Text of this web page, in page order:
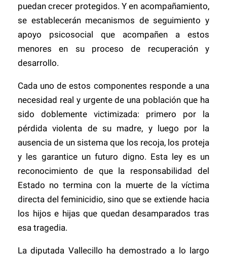
puedan crecer protegidos. Y en acompañamiento,
se establecerán mecanismos de seguimiento y
apoyo psicosocial que acompañen a estos
menores en su proceso de recuperación y
desarrollo.
Cada uno de estos componentes responde a una
necesidad real y urgente de una población que ha
sido doblemente victimizada: primero por la
pérdida violenta de su madre, y luego por la
ausencia de un sistema que los recoja, los proteja
y les garantice un futuro digno. Esta ley es un
reconocimiento de que la responsabilidad del
Estado no termina con la muerte de la víctima
directa del feminicidio, sino que se extiende hacia
los hijos e hijas que quedan desamparados tras
esa tragedia.
La diputada Vallecillo ha demostrado a lo largo